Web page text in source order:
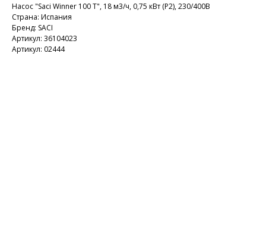
Насос "Saci Winner 100 T", 18 м3/ч, 0,75 кВт (P2), 230/400В
Страна: Испания
Бренд: SACI
Артикул: 36104023
Артикул: 02444